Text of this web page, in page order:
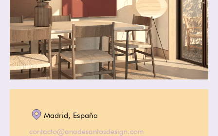
Madrid, España
contacto@anadesantosdesign.com